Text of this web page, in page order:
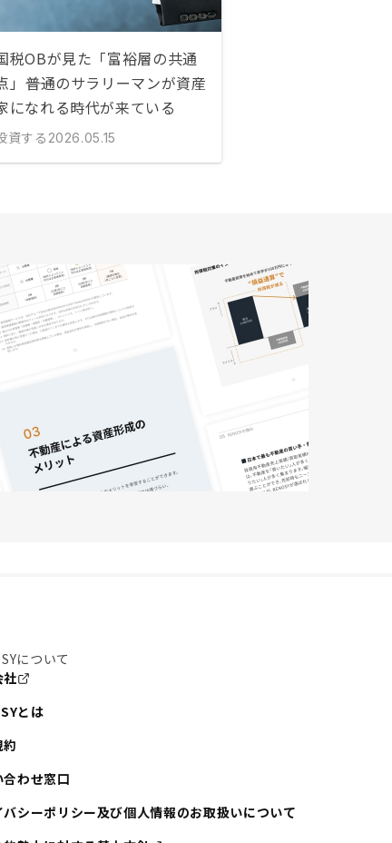
税OBが見た「富裕層の共通
」――普通のサラリーマンが資産
になれる時代が来ている
資する 2026.05.15
について
社
とは
合わせ窓口
バシーポリシー及び個人情報のお取扱いについて